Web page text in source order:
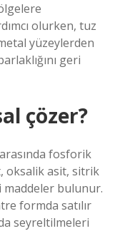
olurken, tuz
yüzeylerden
geri
çözer?
fosforik
oksalik asit, sitrik
bulunur.
formda satılır
seyreltilmeleri